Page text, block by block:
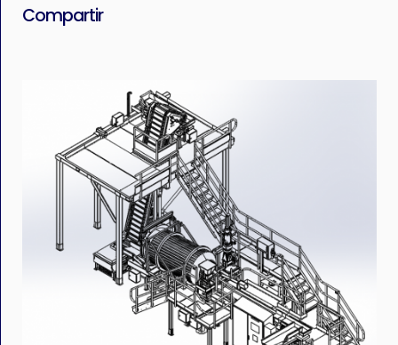
Compartir